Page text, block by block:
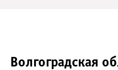
Волгоградская